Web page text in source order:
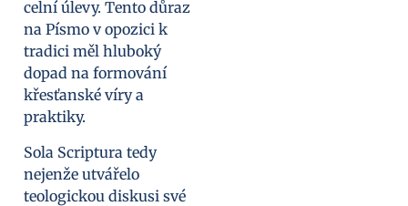
celní úlevy. Tento důraz
na Písmo v opozici k
tradici měl hluboký
dopad na formování
křesťanské víry a
praktiky.
Sola Scriptura tedy
nejenže utvářelo
teologickou diskusi své